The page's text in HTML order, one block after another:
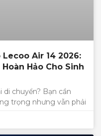
Air 14 2026:
Hảo Cho Sinh
chuyển? Bạn cần
trọng nhưng vẫn phải